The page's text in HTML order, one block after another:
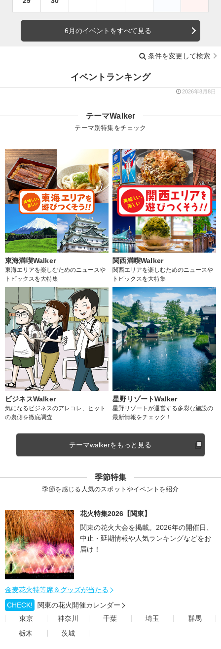
6月のイベントをすべて見る
条件を変更して検索
イベントランキング
2026年8月8日
テーマWalker
テーマ別特集をチェック
東海満喫Walker
東海エリアを楽しむためのニュースや
トピックスを大特集
関西満喫Walker
関西エリアを楽しむためのニュースや
トピックスを大特集
ビジネスWalker
気になるビジネスのアレコレ、ヒット
の裏側を徹底調査
星野リゾートWalker
星野リゾートが運営する多彩な施設の
最新情報をチェック！
テーマwalkerをもっと見る
季節特集
季節を感じる人気のスポットやイベントを紹介
花火特集2026【関東】
関東の花火大会を掲載。2026年の開催日、
中止・延期情報や人気ランキングなどをお
届け！
金麦花火特等席＆グッズが当たる
CHECK!
関東の花火開催カレンダー
東京
神奈川 千葉 埼玉
群馬
栃木
茨城